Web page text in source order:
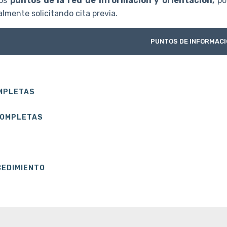
solicitando cita previa.
PUNTOS DE